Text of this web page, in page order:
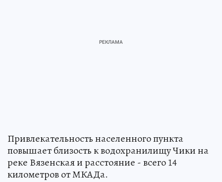
Привлекательность населенного пункта
повышает близость к водохранилищу Чики на
реке Вязенская и расстояние - всего 14
километров от МКАДа.